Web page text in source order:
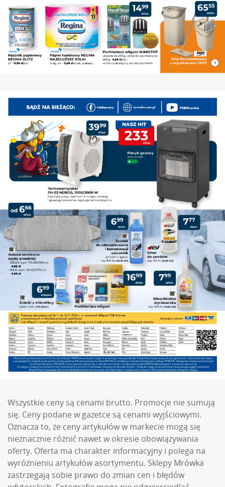
Wszystkie ceny są cenami brutto. Promocje nie sumują
się. Ceny podane w gazetce są cenami wyjściowymi.
Oznacza to, że ceny artykułów w markecie mogą się
nieznacznie różnić nawet w okresie obowiązywania
oferty. Oferta ma charakter informacyjny i polega na
wyróżnieniu artykułów asortymentu. Sklepy Mrówka
zastrzegają sobie prawo do zmian cen i błędów